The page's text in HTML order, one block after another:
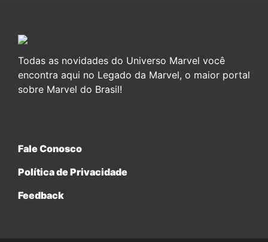
Todas as novidades do Universo Marvel você
encontra aqui no Legado da Marvel, o maior portal
sobre Marvel do Brasil!
Fale Conosco
Política de Privacidade
Feedback